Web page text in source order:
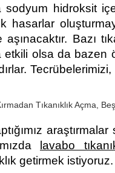
hidroksit
hasarlar
Bazı
etkili olsa da
lavabo
getirmek istiyoruz.